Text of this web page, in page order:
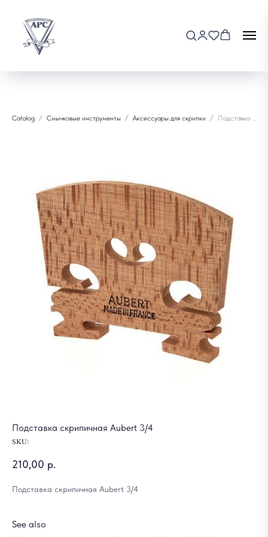
Catalog Смычковые инструменты Аксессуары для скрипки Подставка скрипичная Aubert 3/4
Подставка скрипичная Aubert 3/4
SKU:
210,00 р.
Подставка скрипичная Aubert 3/4
See also